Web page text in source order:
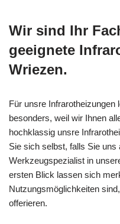
Wir sind Ihr
geeignete
Wriezen.
Für unsre Infrarotheizungen
besonders, weil wir Ihnen
hochklassig unsre
Sie sich selbst, falls Sie uns
Werkzeugspezialist in
ersten Blick lassen sich
Nutzungsmöglichkeiten
offerieren.